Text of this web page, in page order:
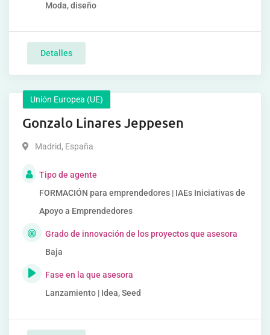
Moda, diseño
Detalles
Unión Europea (UE)
Gonzalo Linares Jeppesen
Madrid, España
Tipo de agente
FORMACIÓN para emprendedores | IAEs Iniciativas de
Apoyo a Emprendedores
Grado de innovación de los proyectos que asesora
Baja
Fase en la que asesora
Lanzamiento | Idea, Seed